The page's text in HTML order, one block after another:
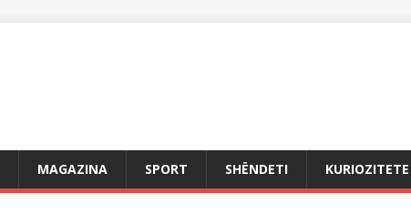
MAGAZINA SPORT SHËNDETI KURIOZITETE